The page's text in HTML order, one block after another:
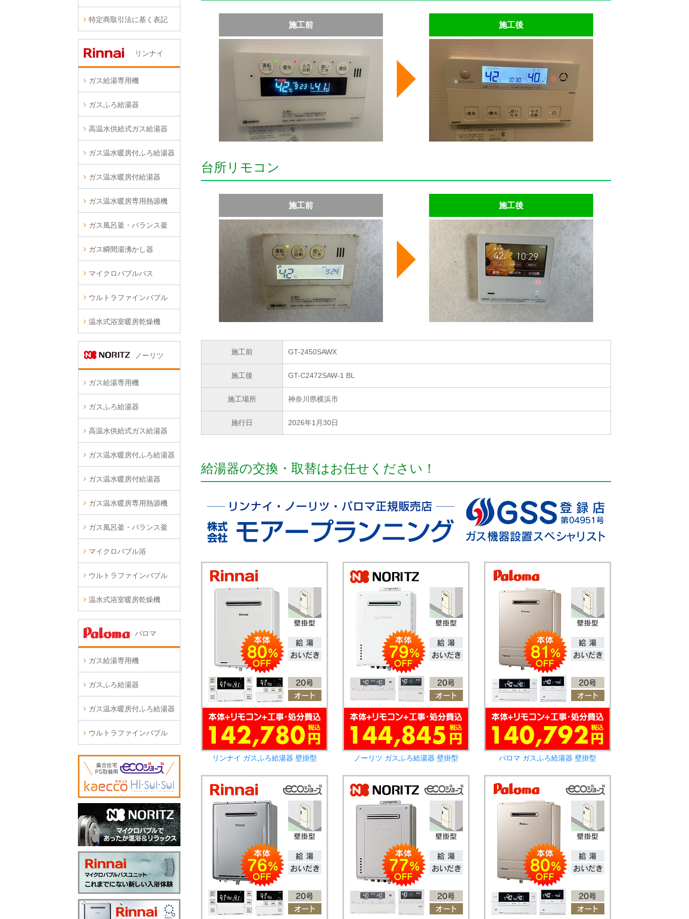
施工前 施工後
台所リモコン
施工前 施工後
施工前 GT-2450SAWX
施工後 GT-C2472SAW-1 BL
施工場所 神奈川県横浜市
施行日 2026年1月30日
給湯器の交換・取替はお任せください！
リンナイ ガスふろ給湯器 壁掛型 ノーリツ ガスふろ給湯器 壁掛型 パロマ ガスふろ給湯器 壁掛型
特定商取引法に基く表記
リンナイ
ガス給湯専用機
ガスふろ給湯器
高温水供給式ガス給湯器
ガス温水暖房付ふろ給湯器
ガス温水暖房付給湯器
ガス温水暖房専用熱源機
ガス風呂釜・バランス釜
ガス瞬間湯沸かし器
マイクロバブルバス
ウルトラファインバブル
温水式浴室暖房乾燥機
ノーリツ
ガス給湯専用機
ガスふろ給湯器
高温水供給式ガス給湯器
ガス温水暖房付ふろ給湯器
ガス温水暖房付給湯器
ガス温水暖房専用熱源機
ガス風呂釜・バランス釜
マイクロバブル浴
ウルトラファインバブル
温水式浴室暖房乾燥機
パロマ
ガス給湯専用機
ガスふろ給湯器
ガス温水暖房付ふろ給湯器
ウルトラファインバブル